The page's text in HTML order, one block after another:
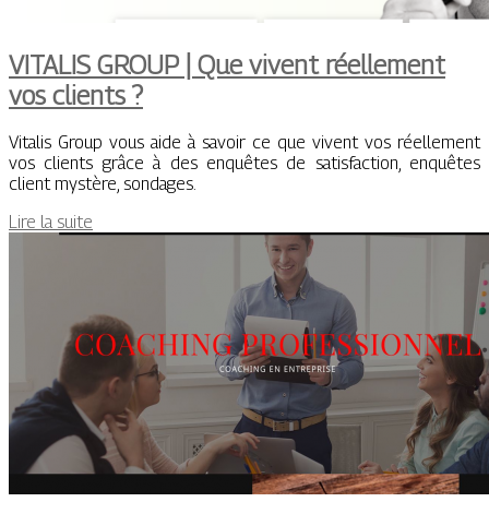
VITALIS GROUP | Que vivent réellement
vos clients ?
Vitalis Group vous aide à savoir ce que vivent vos réellement
vos clients grâce à des enquêtes de satisfaction, enquêtes
client mystère, sondages.
Lire la suite